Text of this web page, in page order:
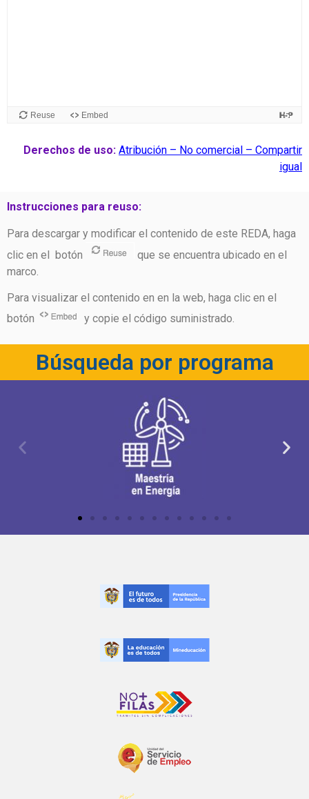
Derechos de uso: Atribución – No comercial – Compartir
igual
Instrucciones para reuso:
Para descargar y modificar el contenido de este REDA, haga
clic en el botón
que se encuentra ubicado en el
marco.
Para visualizar el contenido en en la web, haga clic en el
botón
y copie el código suministrado.
Búsqueda por programa